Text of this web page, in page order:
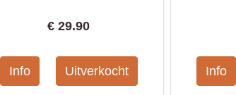
€29.90